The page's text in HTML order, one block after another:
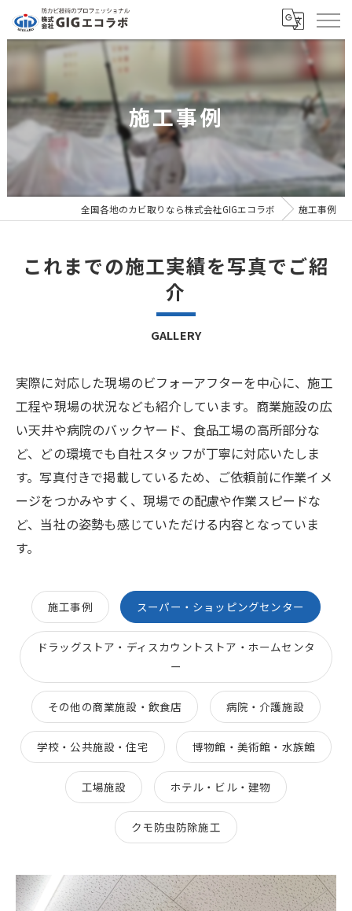
施工事例
全国各地のカビ取りなら株式会社GIGエコラボ 施工事例
これまでの施工実績を写真でご紹
介
GALLERY
実際に対応した現場のビフォーアフターを中心に、施工
工程や現場の状況なども紹介しています。商業施設の広
い天井や病院のバックヤード、食品工場の高所部分な
ど、どの環境でも自社スタッフが丁寧に対応いたしま
す。写真付きで掲載しているため、ご依頼前に作業イメ
ージをつかみやすく、現場での配慮や作業スピードな
ど、当社の姿勢も感じていただける内容となっていま
す。
施工事例 スーパー・ショッピングセンター
ドラッグストア・ディスカウントストア・ホームセンタ
ー
その他の商業施設・飲食店 病院・介護施設
学校・公共施設・住宅 博物館・美術館・水族館
工場施設 ホテル・ビル・建物
クモ防虫防除施工